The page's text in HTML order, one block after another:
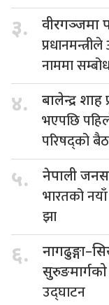
३. वीरगञ्जमा
नाममा
४. बालेन्द्र शाह
भएपछि
परिषद्को
५. नेपाली
भारतको
झा
६.
सुरुङमार्गको
उद्घाटन